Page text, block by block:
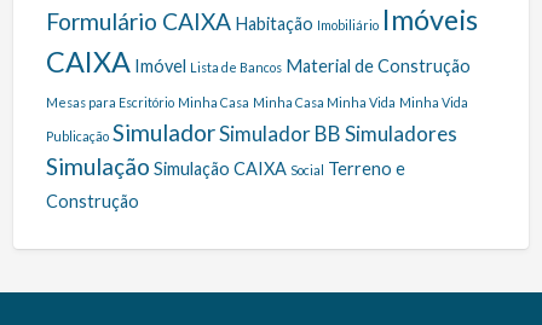
Formulário CAIXA Habitação Imobiliário Imóveis
CAIXA Imóvel Lista de Bancos Material de Construção
Mesas para Escritório Minha Casa Minha Casa Minha Vida Minha Vida
Publicação SimuladorSimulador BBSimuladores
Simulação Simulação CAIXA Social Terreno e
Construção